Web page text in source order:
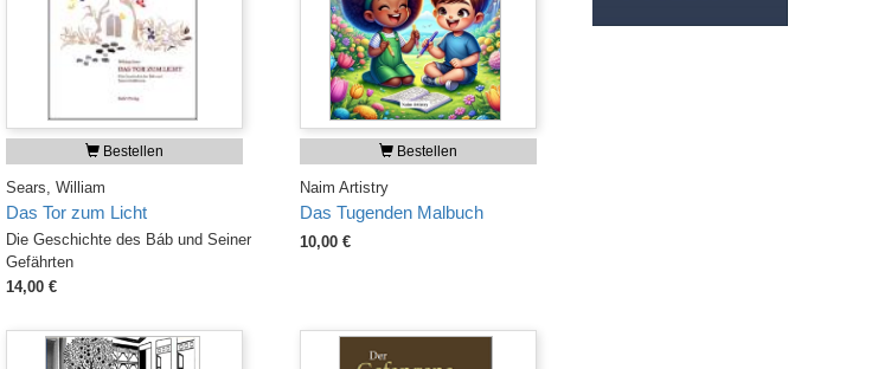
Bestellen
Sears, William
Das Tor zum Licht
Die Geschichte des Báb und Seiner
Gefährten
14,00 €
Bestellen
Naim Artistry
Das Tugenden Malbuch
10,00 €